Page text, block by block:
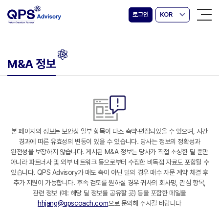
로그인 KOR
M&A 정보
본 페이지의 정보는 보안상 일부 항목이 다소 축약·편집되었을 수 있으며, 시간
경과에 따른 유효성의 변동이 있을 수 있습니다. 당사는 정보의 정확성과
완전성을 보장하지 않습니다. 게시된 M&A 정보는 당사가 직접 소싱한 딜 뿐만
아니라 파트너사 및 외부 네트워크 등으로부터 수집한 비독점 자료도 포함될 수
있습니다. QPS Advisory가 매도 측이 아닌 딜의 경우 매수 자문 계약 체결 후
추가 지원이 가능합니다. 후속 검토를 원하실 경우 귀사의 회사명, 관심 항목,
관련 정보 (예: 해당 딜 정보를 공유할 곳) 등을 포함한 메일을
hhjang@qpscoach.com으로 문의해 주시길 바랍니다